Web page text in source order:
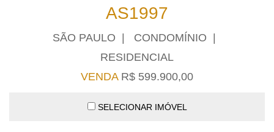
AS1997
SÃO PAULO | CONDOMÍNIO |
RESIDENCIAL
VENDAR$ 599.900,00
SELECIONAR IMÓVEL